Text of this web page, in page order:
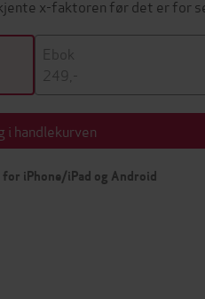
x-faktoren før det er for
Ebok
249,-
i handlekurven
iPhone/iPad og Android